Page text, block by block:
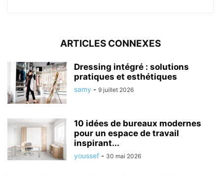
ARTICLES CONNEXES
Dressing intégré : solutions
pratiques et esthétiques
samy - 9 juillet 2026
10 idées de bureaux modernes
pour un espace de travail
inspirant...
youssef - 30 mai 2026